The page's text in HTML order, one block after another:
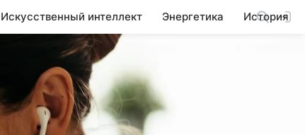
Искусственный интеллект Энергетика История